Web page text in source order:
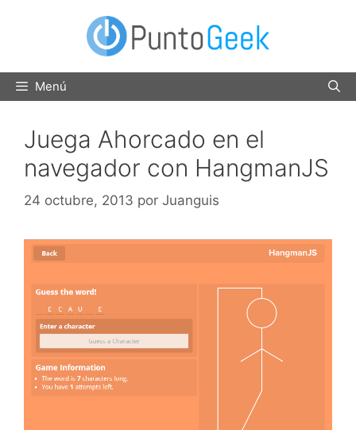
Menú
Juega Ahorcado en el
navegador con HangmanJS
24 octubre, 2013 por Juanguis